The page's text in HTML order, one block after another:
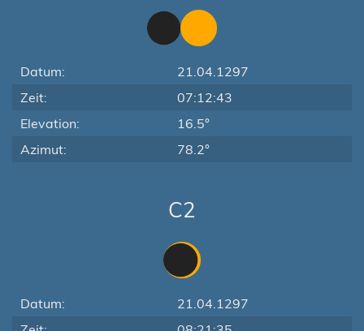
Datum:
21.04.1297
Zeit:
07:12:43
Elevation:
16.5°
Azimut:
78.2°
C2
Datum:
21.04.1297